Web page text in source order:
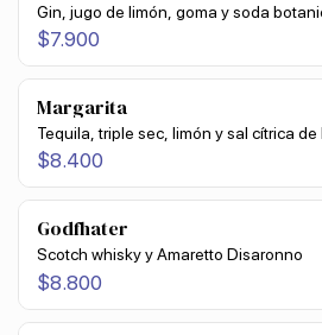
Gin, jugo de limón, goma y soda
$7.900
Margarita
Tequila, triple sec, limón y sal cítrica de
$8.400
Godfhater
Scotch whisky y Amaretto Disaronno
$8.800